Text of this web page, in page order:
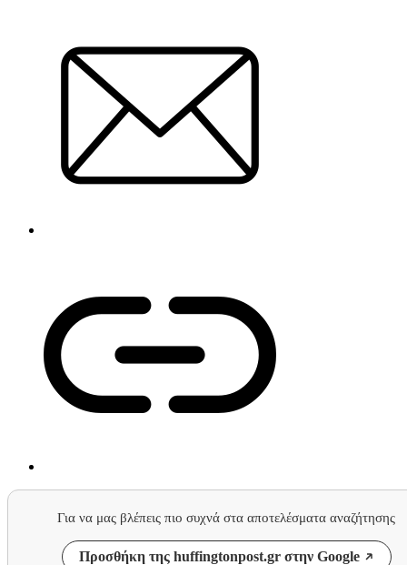
Για να μας βλέπεις πιο συχνά στα αποτελέσματα αναζήτησης
Προσθήκη της huffingtonpost.gr στην Google